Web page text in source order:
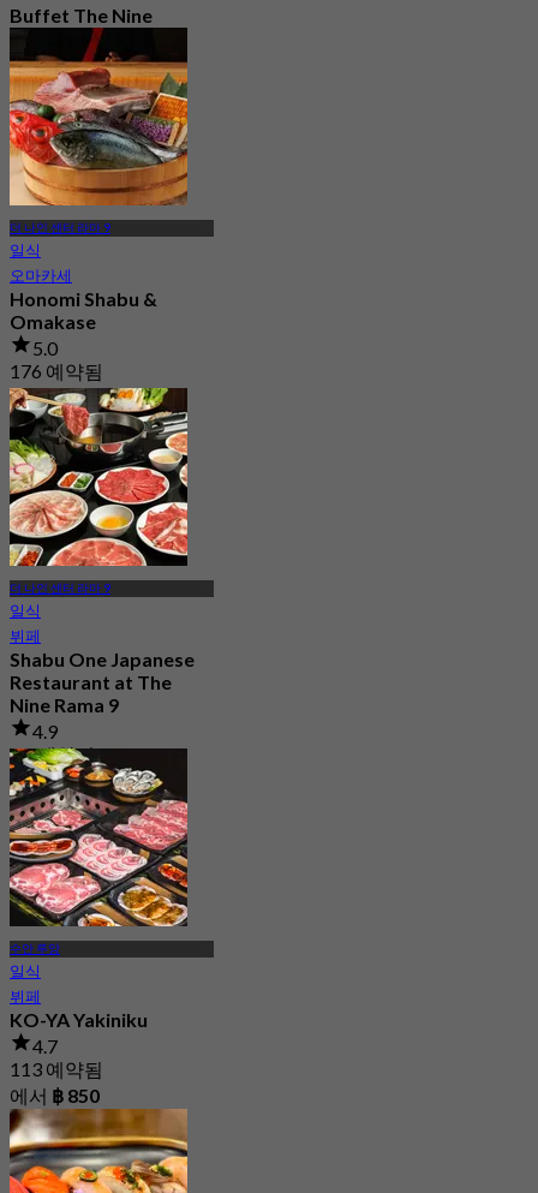
Buffet The Nine
4.7
1.7K 예약됨
에서฿ 498
더 나인 센터 라마 9
일식
오마카세
Honomi Shabu &
Omakase
5.0
176 예약됨
에서฿ 1,700
더 나인 센터 라마 9
일식
뷔페
Shabu One Japanese
Restaurant at The
Nine Rama 9
4.9
1K 예약됨
에서฿ 458
수안 루앙
일식
뷔페
KO-YA Yakiniku
4.7
113 예약됨
에서 ฿ 850